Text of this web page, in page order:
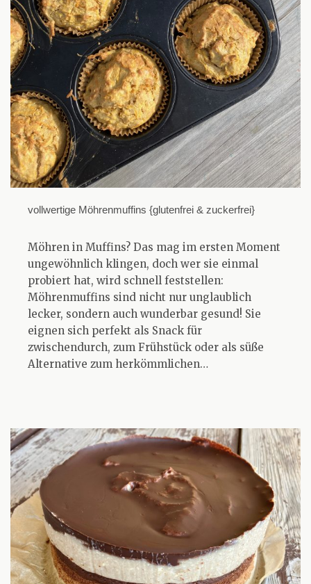
vollwertige Möhrenmuffins {glutenfrei & zuckerfrei}
Möhren in Muffins? Das mag im ersten Moment
ungewöhnlich klingen, doch wer sie einmal
probiert hat, wird schnell feststellen:
Möhrenmuffins sind nicht nur unglaublich
lecker, sondern auch wunderbar gesund! Sie
eignen sich perfekt als Snack für
zwischendurch, zum Frühstück oder als süße
Alternative zum herkömmlichen…